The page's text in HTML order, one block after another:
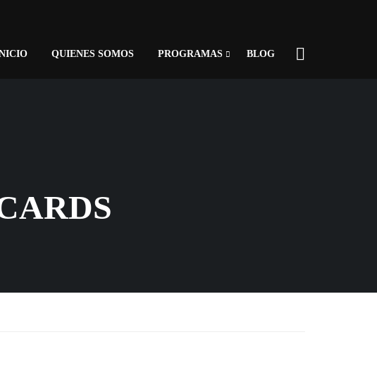
QUIENES SOMOS PROGRAMAS BLOG